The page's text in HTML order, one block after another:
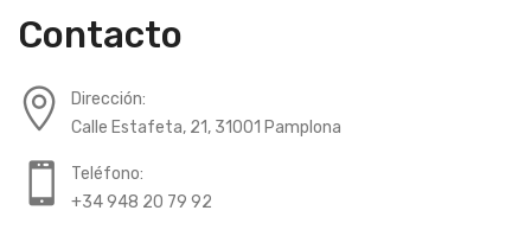
Contacto
Dirección:
Calle Estafeta, 21, 31001 Pamplona
Teléfono:
+34 948 20 79 92